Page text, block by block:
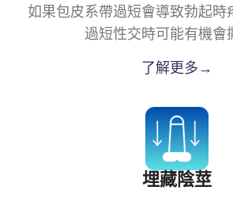
如果包皮系帶過短會導致勃起時
過短性交時可能有機會
了解更多→
埋藏陰莖